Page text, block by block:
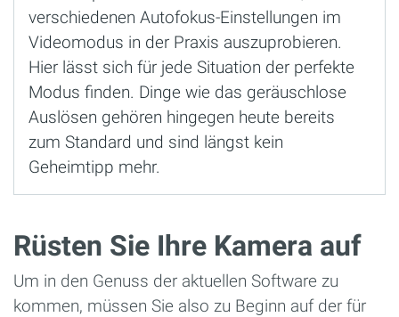
verschiedenen Autofokus-Einstellungen im
Videomodus in der Praxis auszuprobieren.
Hier lässt sich für jede Situation der perfekte
Modus finden. Dinge wie das geräuschlose
Auslösen gehören hingegen heute bereits
zum Standard und sind längst kein
Geheimtipp mehr.
Rüsten Sie Ihre Kamera auf
Um in den Genuss der aktuellen Software zu
kommen, müssen Sie also zu Beginn auf der für